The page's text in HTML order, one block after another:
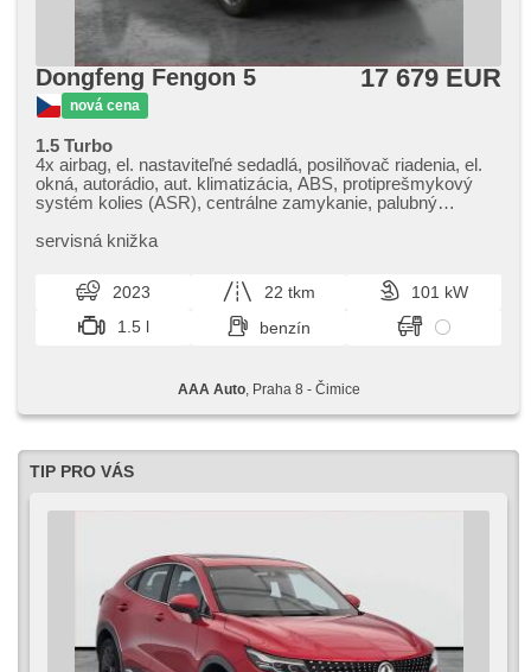
Dongfeng Fengon 5
nová cena
17 679 EUR
1.5 Turbo
4x airbag, el. nastaviteľné sedadlá, posilňovač riadenia, el.
okná, autorádio, aut. klimatizácia, ABS, protiprešmykový
systém kolies (ASR), centrálne zamykanie, palubný
hmlové svetlá, poťahy koža, senzor stieračov, senzor tlaku
servisná knižka
2023 22 tkm
101 kW
1.5 l
benzín
AAA Auto, Praha 8 - Čimice
TIP PRO VÁS